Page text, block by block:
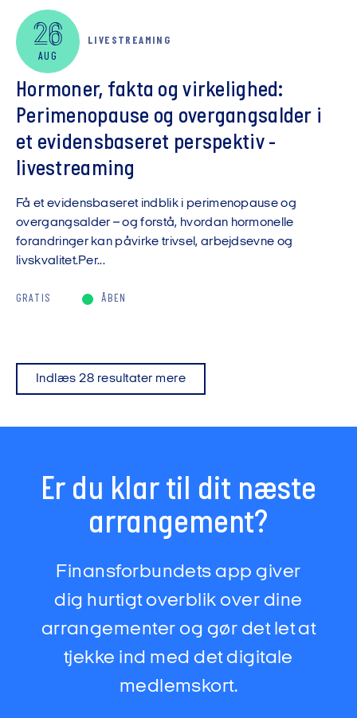
26
AUG
LIVESTREAMING
Hormoner, fakta og virkelighed:
Perimenopause og overgangsalder i
et evidensbaseret perspektiv -
livestreaming
Få et evidensbaseret indblik i perimenopause og
overgangsalder – og forstå, hvordan hormonelle
forandringer kan påvirke trivsel, arbejdsevne og
livskvalitet.Per...
GRATIS ÅBEN
Indlæs 28 resultater mere
Er du klar til dit næste
arrangement?
Finansforbundets app giver
dig hurtigt overblik over dine
arrangementer og gør det let at
tjekke ind med det digitale
medlemskort.